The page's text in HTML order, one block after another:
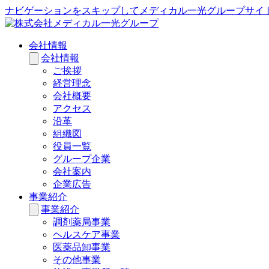
ナビゲーションをスキップしてメディカル一光グループサイ
会社情報
会社情報
ご挨拶
経営理念
会社概要
アクセス
沿革
組織図
役員一覧
グループ企業
会社案内
企業広告
事業紹介
事業紹介
調剤薬局事業
ヘルスケア事業
医薬品卸事業
その他事業